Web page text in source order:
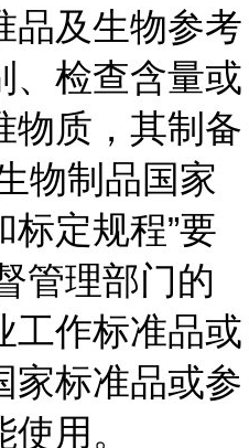
品及生物参考
、检查含量或
物质，其制备
物制品国家
定规程”要
管理部门的
工作标准品或
家标准品或参
用。